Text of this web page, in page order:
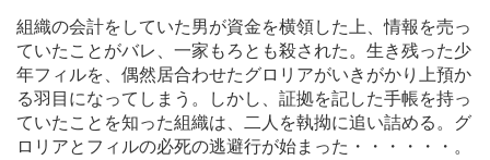
組織の会計をしていた男が資金を横領した上、情報を売っ
ていたことがバレ、一家もろとも殺された。生き残った少
年フィルを、偶然居合わせたグロリアがいきがかり上預か
る羽目になってしまう。しかし、証拠を記した手帳を持っ
ていたことを知った組織は、二人を執拗に追い詰める。グ
ロリアとフィルの必死の逃避行が始まった・・・・・・。